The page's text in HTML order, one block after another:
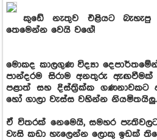
කුඩේ නැතුව එළියට
තෙමෙන්න වෙයි වගේ!
මොකද කාලගුණ විද්‍යා
පාන්දරම සිරාම අනතුරු ඇඟවීමක්
පළාත් සහ දිස්ත්‍රික්ක ගණනාවකට
හෝ ගාලා වැස්ස වහින්න නියමිතයිලු.
ඒ විතරක් නෙමෙයි, සමහර
වැසි කඩා හැලෙන්න ලොකු ඉඩක්